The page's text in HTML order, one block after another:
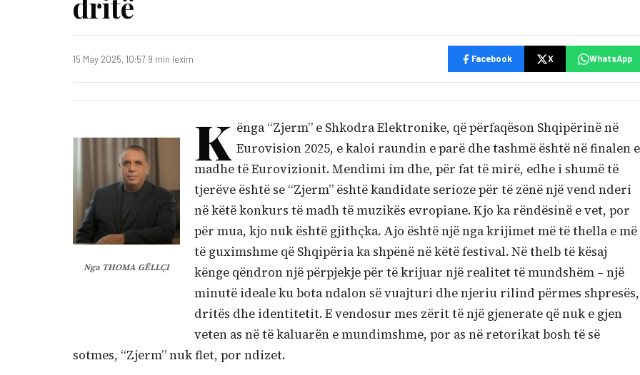
15 May 2025, 10:57·9 min lexim Facebook X WhatsApp
Nga THOMA GËLLÇI
K ënga “Zjerm” e Shkodra Elektronike, që përfaqëson Shqipërinë në
Eurovision 2025, e kaloi raundin e parë dhe tashmë është në finalen e
madhe të Eurovizionit. Mendimi im dhe, për fat të mirë, edhe i shumë të
tjerëve është se “Zjerm” është kandidate serioze për të zënë një vend nderi
në këtë konkurs të madh të muzikës evropiane. Kjo ka rëndësinë e vet, por
për mua, kjo nuk është gjithçka. Ajo është një nga krijimet më të thella e më
të guximshme që Shqipëria ka shpënë në këtë festival. Në thelb të kësaj
kënge qëndron një përpjekje për të krijuar një realitet të mundshëm – një
minutë ideale ku bota ndalon së vuajturi dhe njeriu rilind përmes shpresës,
dritës dhe identitetit. E vendosur mes zërit të një gjenerate që nuk e gjen
veten as në të kaluarën e mundimshme, por as në retorikat bosh të së
sotmes, “Zjerm” nuk flet, por ndizet.